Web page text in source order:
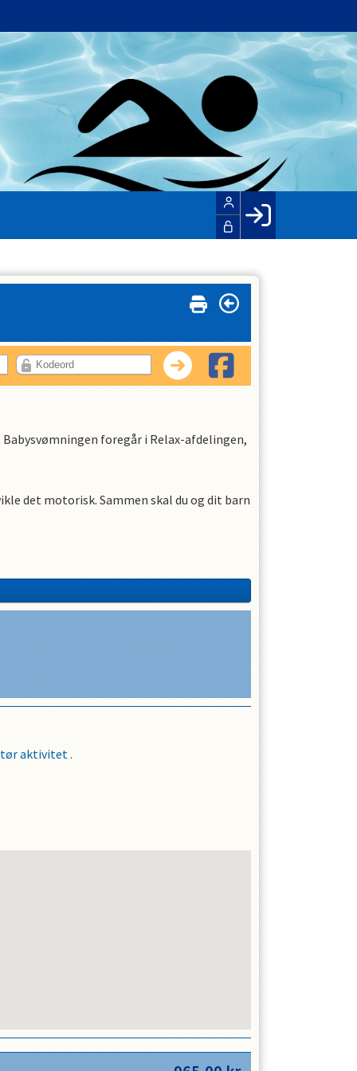
foregår i Relax-afdelingen,
det motorisk. Sammen skal du og dit barn
kan købes i svømmehallen.
aktivitet .